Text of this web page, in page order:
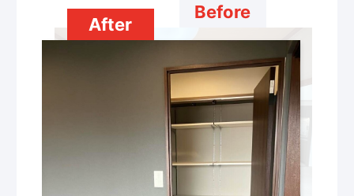
Before
After